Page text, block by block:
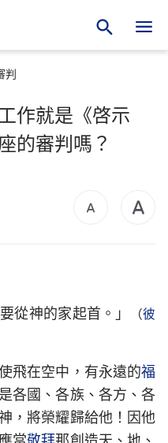
判
作就是《啓示
的審判嗎？
從神的家起首。」 （彼
飛在空中，有永遠的福
各國、各族、各方、各
，將榮耀歸給他！因他